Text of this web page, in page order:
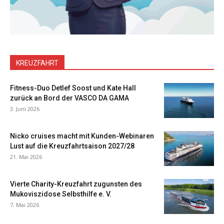
KREUZFAHRT
Fitness-Duo Detlef Soost und Kate Hall
zurück an Bord der VASCO DA GAMA
3. Juni 2026
Nicko cruises macht mit Kunden-Webinaren
Lust auf die Kreuzfahrtsaison 2027/28
21. Mai 2026
Vierte Charity-Kreuzfahrt zugunsten des
Mukoviszidose Selbsthilfe e. V.
7. Mai 2026